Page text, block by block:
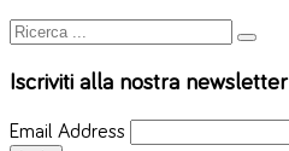
Iscriviti alla nostra newsletter
Email Address